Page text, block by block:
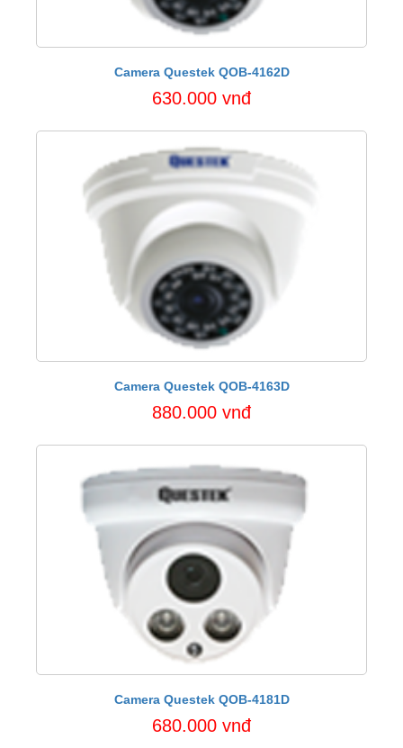
Camera Questek QOB-4162D
630.000 vnđ
Camera Questek QOB-4163D
880.000 vnđ
Camera Questek QOB-4181D
680.000 vnđ